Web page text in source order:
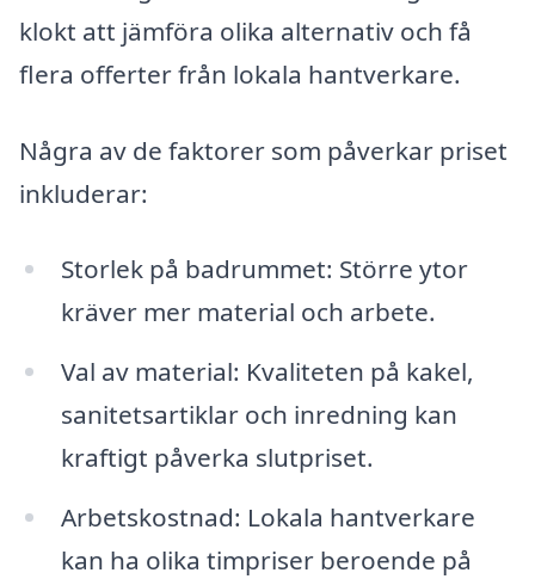
klokt att jämföra olika alternativ och få
flera offerter från lokala hantverkare.
Några av de faktorer som påverkar priset
inkluderar:
Storlek på badrummet: Större ytor
kräver mer material och arbete.
Val av material: Kvaliteten på kakel,
sanitetsartiklar och inredning kan
kraftigt påverka slutpriset.
Arbetskostnad: Lokala hantverkare
kan ha olika timpriser beroende på